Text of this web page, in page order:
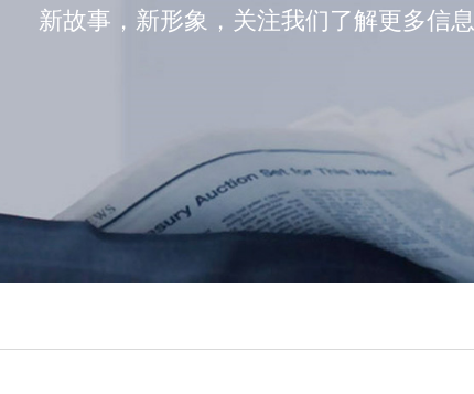
新故事，新形象，关注我们了解更多信息